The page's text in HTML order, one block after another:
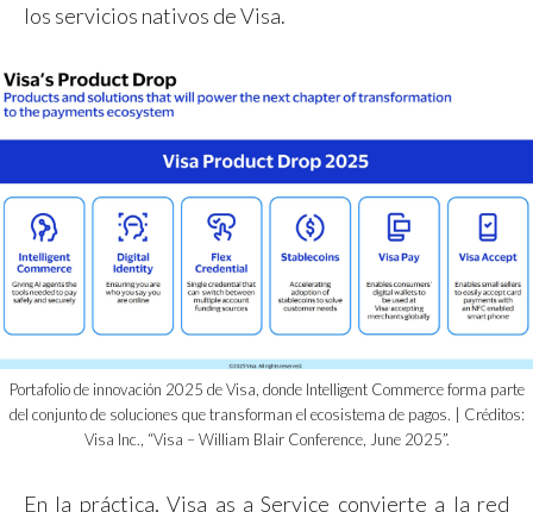
los servicios nativos de Visa.
Portafolio de innovación 2025 de Visa, donde Intelligent Commerce forma parte
del conjunto de soluciones que transforman el ecosistema de pagos. | Créditos:
Visa Inc., “Visa – William Blair Conference, June 2025”.
En la práctica, Visa as a Service convierte a la red